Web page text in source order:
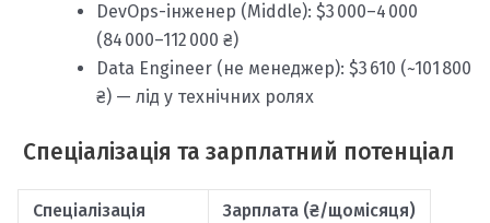
DevOps-інженер (Middle): $3 000–4 000
(84 000–112 000 ₴)
Data Engineer (не менеджер): $3 610 (~101 800
₴) — лід у технічних ролях
Спеціалізація та зарплатний потенціал
Спеціалізація Зарплата (₴/щомісяця)